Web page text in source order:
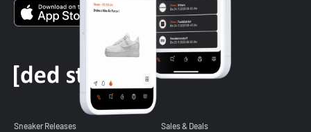
Sneaker Releases Sales & Deals